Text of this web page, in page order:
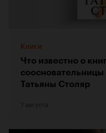
Книги
Что известно о
соосновательницы
Татьяны Столяр